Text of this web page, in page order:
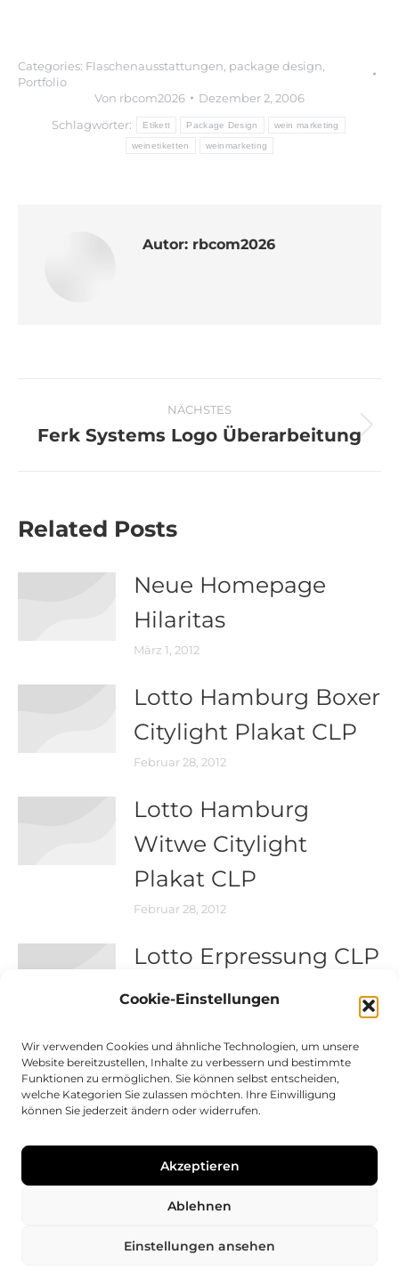
Cookie-Einstellungen
Wir verwenden Cookies und ähnliche Technologien, um unsere
Website bereitzustellen, Inhalte zu verbessern und bestimmte
Funktionen zu ermöglichen. Sie können selbst entscheiden,
welche Kategorien Sie zulassen möchten. Ihre Einwilligung
können Sie jederzeit ändern oder widerrufen.
Akzeptieren
Ablehnen
Einstellungen ansehen
Categories: Flaschenausstattungen package design
Portfolio
Von rbcom2026
Dezember 2, 2006
Schlagwörter:
Etikett Package Design wein marketing
weinetiketten weinmarketing
Autor: rbcom2026
NÄCHSTES
Nächster
Ferk Systems Logo Überarbeitung
Related Posts
Neue Homepage
Hilaritas
März 1, 2012
Lotto Hamburg Boxer
Citylight Plakat CLP
Februar 28, 2012
Lotto Hamburg
Witwe Citylight
Plakat CLP
Februar 28, 2012
Lotto Erpressung CLP
Lotto Börse CLP
Februar 27, 2012
Lotto Bankräuber
Februar 27, 2012